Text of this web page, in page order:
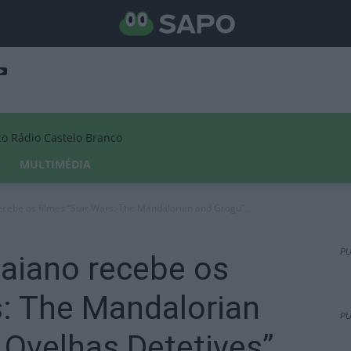
Rádio Castelo Branco
MULTIMÉDIA
recebe os
The Mandalorian